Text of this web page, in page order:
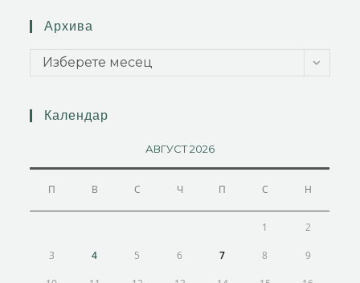
Архива
Изберете месец
Календар
АВГУСТ 2026
П В С Ч П С Н
1 2
3 4 5 6 7 8 9